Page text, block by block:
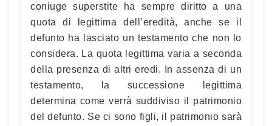
coniuge superstite ha sempre diritto a una
quota di legittima dell’eredità, anche se il
defunto ha lasciato un testamento che non lo
considera. La quota legittima varia a seconda
della presenza di altri eredi. In assenza di un
testamento, la successione legittima
determina come verrà suddiviso il patrimonio
del defunto. Se ci sono figli, il patrimonio sarà